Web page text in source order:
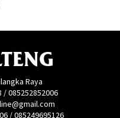
Raya
/ 085252852006
/ 085249695126